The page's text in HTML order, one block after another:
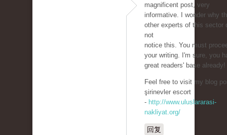
magnificent post, very
informative. I wonder why
other experts of this sector
not
notice this. You must
your writing. I'm sure, you
great readers' base already!
Feel free to visit my blog
şirinevler escort
- http://www.uluslararasi-
nakliyat.org/
回复